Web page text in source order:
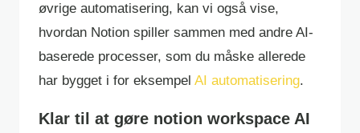
øvrige automatisering, kan vi også vise,
hvordan Notion spiller sammen med andre AI-
baserede processer, som du måske allerede
har bygget i for eksempel AI automatisering.
Klar til at gøre notion workspace AI